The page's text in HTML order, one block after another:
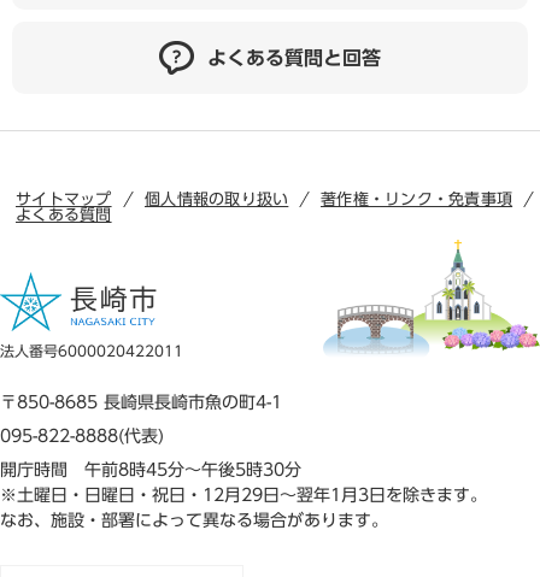
よくある質問と回答
サイトマップ 個人情報の取り扱い
著作権・リンク・免責事項
よくある質問
法人番号6000020422011
〒850-8685 長崎県長崎市魚の町4-1
095-822-8888(代表)
開庁時間 午前8時45分～午後5時30分
※土曜日・日曜日・祝日・12月29日～翌年1月3日を除きます。
なお、施設・部署によって異なる場合があります。